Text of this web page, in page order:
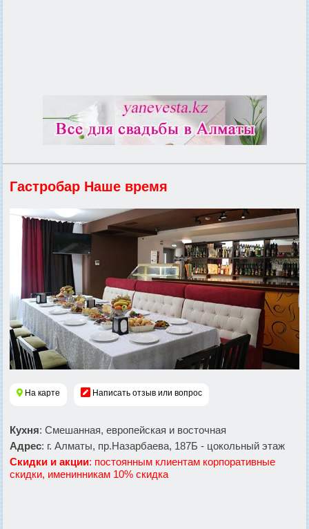
Гастробар Наше время
На карте Написать отзыв или вопрос
Кухня: Смешанная, европейская и восточная
Адрес: г. Алматы, пр.Назарбаева, 187Б - цокольный этаж
Скидки и акции: постоянным клиентам корпоративные
скидки, именинникам 10% скидка